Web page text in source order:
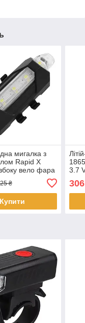
мигалка з
Rapid X
вело фара
₴
Купити
3.7
306